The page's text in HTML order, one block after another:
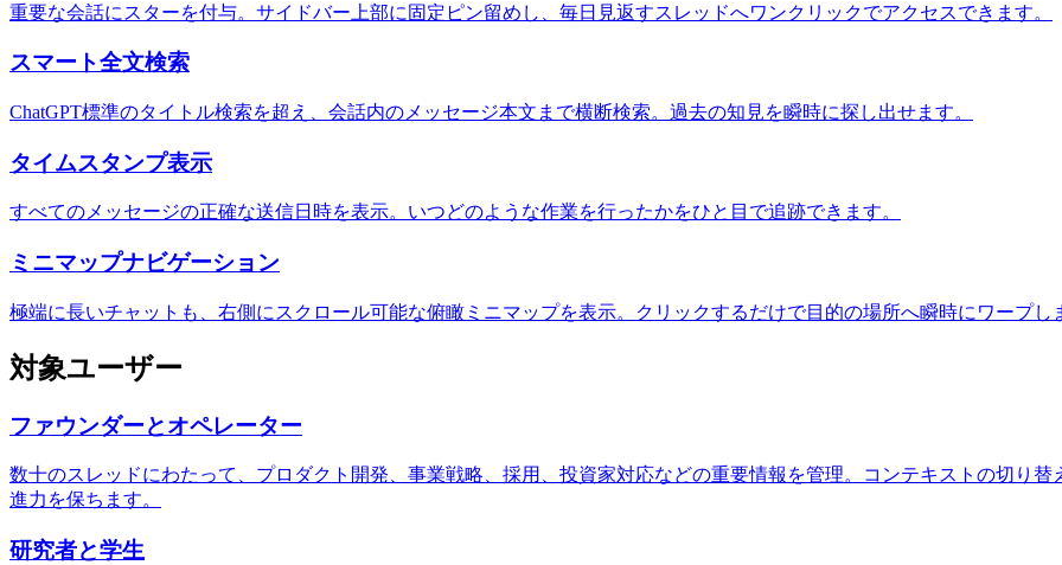
重要な会話にスターを付与。サイドバー上部に固定ピン留めし、毎日見返すスレッドへワンクリックでアクセスできます。
スマート全文検索
ChatGPT標準のタイトル検索を超え、会話内のメッセージ本文まで横断検索。過去の知見を瞬時に探し出せます。
タイムスタンプ表示
すべてのメッセージの正確な送信日時を表示。いつどのような作業を行ったかをひと目で追跡できます。
ミニマップナビゲーション
極端に長いチャットも、右側にスクロール可能な俯瞰ミニマップを表示。クリックするだけで目的の場所へ瞬時にワープし
対象ユーザー
ファウンダーとオペレーター
数十のスレッドにわたって、プロダクト開発、事業戦略、採用、投資家対応などの重要情報を管理。コンテキストの切り
進力を保ちます。
研究者と学生